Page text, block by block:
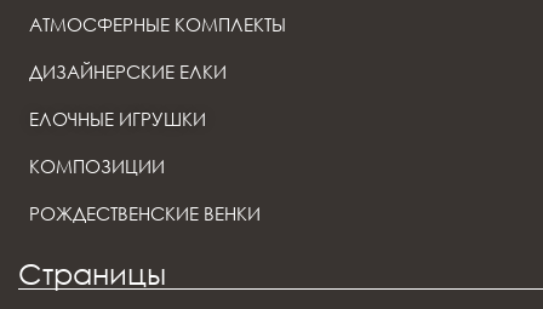
АТМОСФЕРНЫЕ КОМПЛЕКТЫ
ДИЗАЙНЕРСКИЕ ЕЛКИ
ЕЛОЧНЫЕ ИГРУШКИ
КОМПОЗИЦИИ
РОЖДЕСТВЕНСКИЕ ВЕНКИ
Страницы